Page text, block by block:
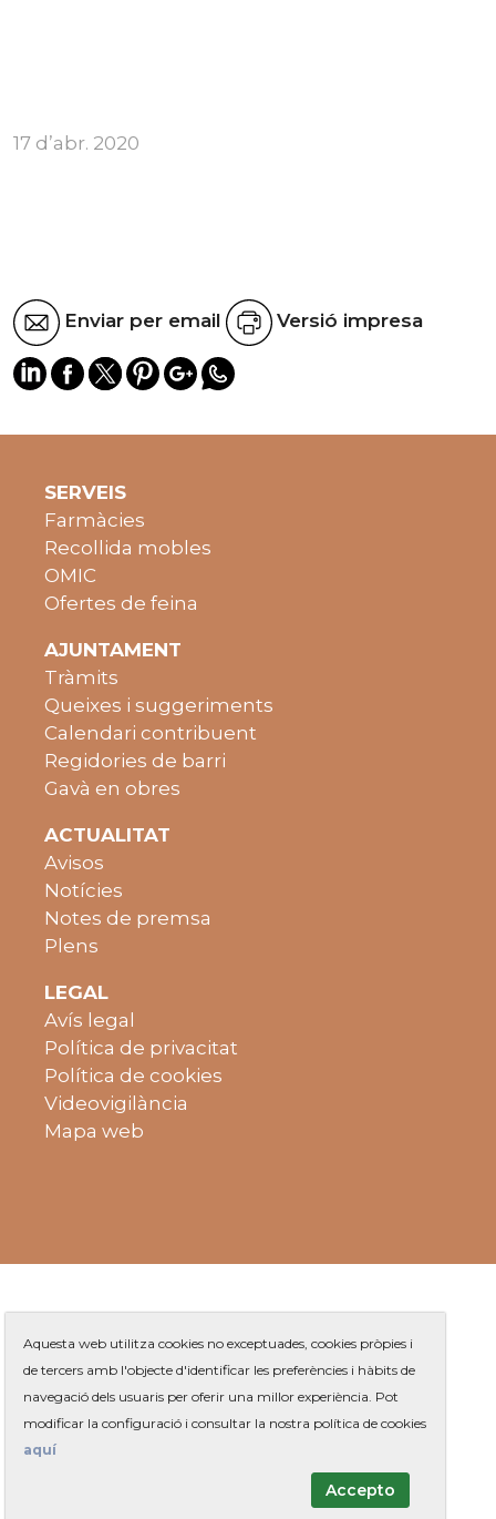
17 d’abr. 2020
Enviar per email Versió impresa
SERVEIS
Farmàcies
Recollida mobles
OMIC
Ofertes de feina
AJUNTAMENT
Tràmits
Queixes i suggeriments
Calendari contribuent
Regidories de barri
Gavà en obres
ACTUALITAT
Avisos
Notícies
Notes de premsa
Plens
LEGAL
Avís legal
Política de privacitat
Política de cookies
Videovigilància
Mapa web
Plaça de Jaume Balmes s/n
Aquesta web utilitza cookies no exceptuades, cookies pròpies i
de tercers amb l'objecte d'identificar les preferències i hàbits de
navegació dels usuaris per oferir una millor experiència. Pot
modificar la configuració i consultar la nostra política de cookies
aquí
Accepto